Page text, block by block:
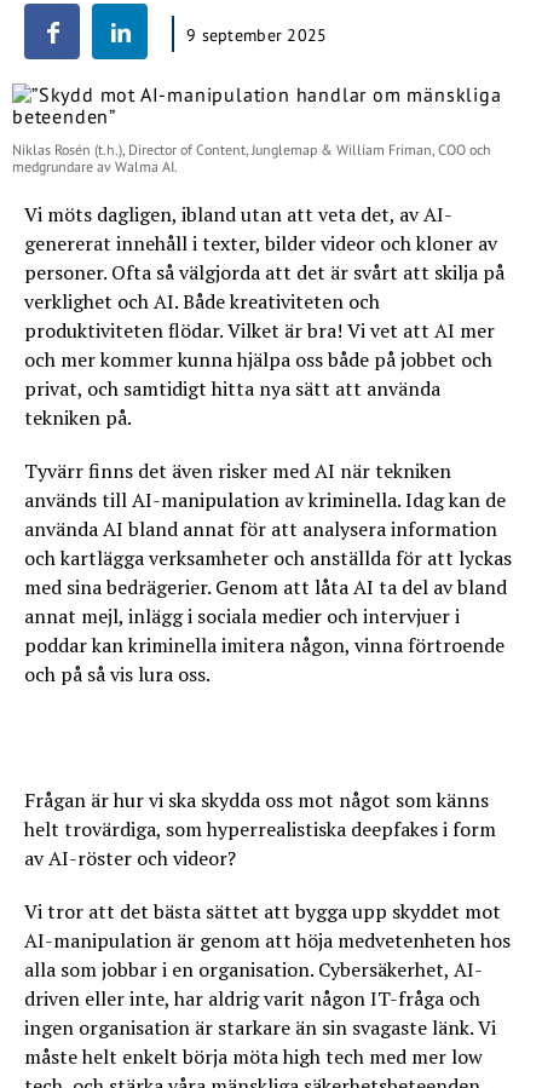
9 september 2025
Niklas Rosén (t.h.), Director of Content, Junglemap & William Friman, COO och
medgrundare av Walma AI.
Vi möts dagligen, ibland utan att veta det, av AI-
genererat innehåll i texter, bilder videor och kloner av
personer. Ofta så välgjorda att det är svårt att skilja på
verklighet och AI. Både kreativiteten och
produktiviteten flödar. Vilket är bra! Vi vet att AI mer
och mer kommer kunna hjälpa oss både på jobbet och
privat, och samtidigt hitta nya sätt att använda
tekniken på.
Tyvärr finns det även risker med AI när tekniken
används till AI-manipulation av kriminella. Idag kan de
använda AI bland annat för att analysera information
och kartlägga verksamheter och anställda för att lyckas
med sina bedrägerier. Genom att låta AI ta del av bland
annat mejl, inlägg i sociala medier och intervjuer i
poddar kan kriminella imitera någon, vinna förtroende
och på så vis lura oss.
Frågan är hur vi ska skydda oss mot något som känns
helt trovärdiga, som hyperrealistiska deepfakes i form
av AI-röster och videor?
Vi tror att det bästa sättet att bygga upp skyddet mot
AI-manipulation är genom att höja medvetenheten hos
alla som jobbar i en organisation. Cybersäkerhet, AI-
driven eller inte, har aldrig varit någon IT-fråga och
ingen organisation är starkare än sin svagaste länk. Vi
måste helt enkelt börja möta high tech med mer low